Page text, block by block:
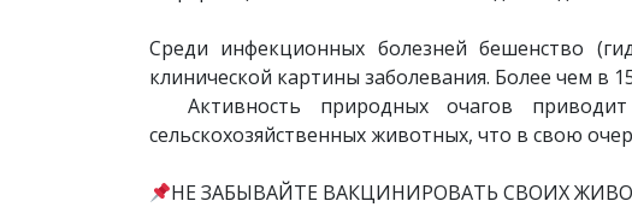
Среди инфекционных болезней бешенство
клинической картины заболевания. Более чем в
Активность природных очагов
сельскохозяйственных животных, что в свою
НЕ ЗАБЫВАЙТЕ ВАКЦИНИРОВАТЬ СВОИХ